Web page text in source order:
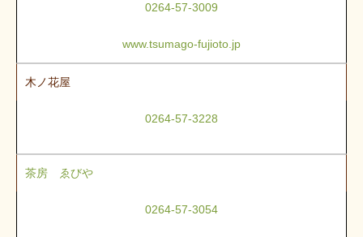
0264-57-3009
www.tsumago-fujioto.jp
木ノ花屋
0264-57-3228
茶房 ゑびや
0264-57-3054